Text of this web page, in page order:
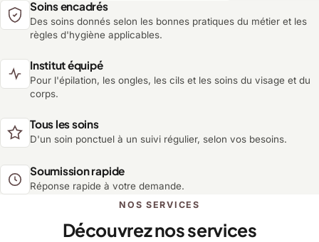
Soins encadrés
Des soins donnés selon les bonnes pratiques du métier et les
règles d'hygiène applicables.
Institut équipé
Pour l'épilation, les ongles, les cils et les soins du visage et du
corps.
Tous les soins
D'un soin ponctuel à un suivi régulier, selon vos besoins.
Soumission rapide
Réponse rapide à votre demande.
NOS SERVICES
Découvrez nos services